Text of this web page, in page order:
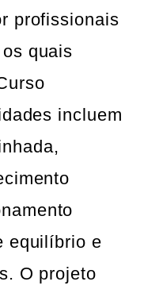
profissionais
quais
incluem
equilíbrio e
O projeto